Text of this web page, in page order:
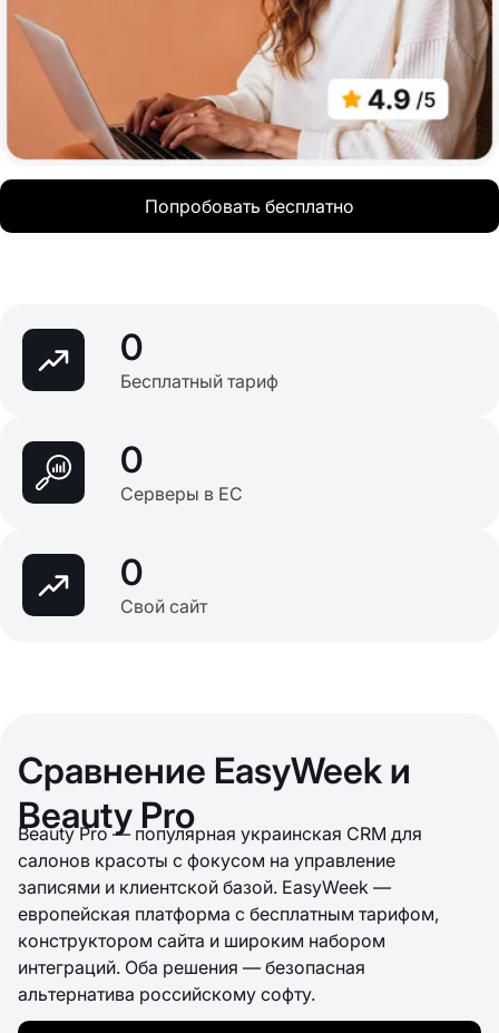
Попробовать бесплатно
0
Бесплатный тариф
0
Серверы в ЕС
0
Свой сайт
Сравнение EasyWeek и
Beauty Pro
Beauty Pro — популярная украинская CRM для
салонов красоты с фокусом на управление
записями и клиентской базой. EasyWeek —
европейская платформа с бесплатным тарифом,
конструктором сайта и широким набором
интеграций. Оба решения — безопасная
альтернатива российскому софту.